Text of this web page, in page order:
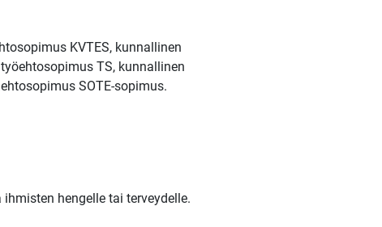
KVTES, kunnallinen
TS, kunnallinen
SOTE-sopimus.
hengelle tai terveydelle.